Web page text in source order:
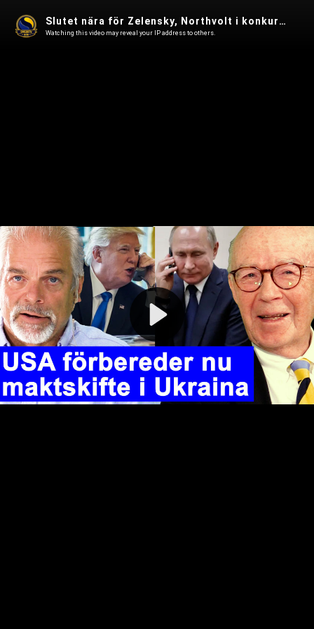
Play
Slutet nära för Zelensky, Northvolt i konkurs och Stegra är nästa i kön i Omvärldsanalys 181
Watching this video may reveal your IP address to others.